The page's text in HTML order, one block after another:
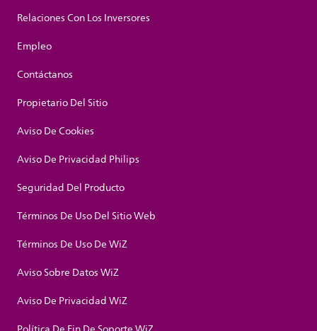
Relaciones Con Los Inversores
Empleo
Contáctanos
Propietario Del Sitio
Aviso De Cookies
Aviso De Privacidad Philips
Seguridad Del Producto
Términos De Uso Del Sitio Web
Términos De Uso De WiZ
Aviso Sobre Datos WiZ
Aviso De Privacidad WiZ